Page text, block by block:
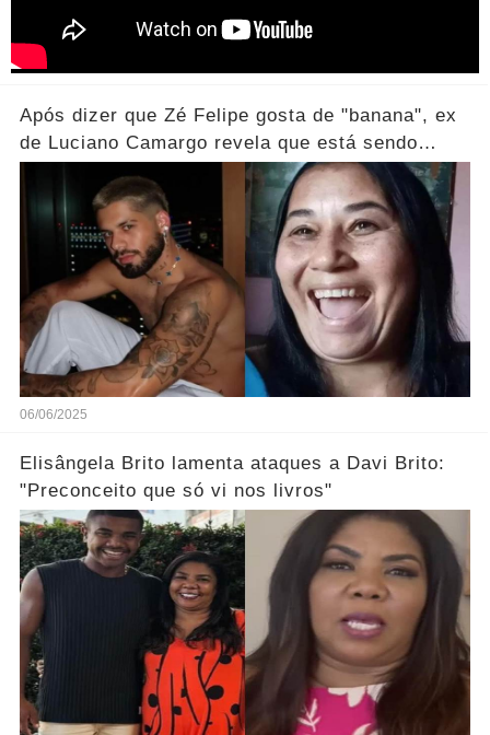
Após dizer que Zé Felipe gosta de "banana", ex
de Luciano Camargo revela que está sendo
06/06/2025
Elisângela Brito lamenta ataques a Davi Brito:
"Preconceito que só vi nos livros"